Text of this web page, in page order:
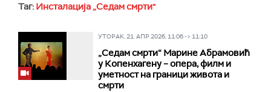
Таг: Инсталација „Седам смрти"
УТОРАК, 21. АПР 2026, 11:06 -> 11:10
„Седам смрти“ Марине Абрамовић
у Копенхагену – опера, филм и
уметност на граници живота и
смрти